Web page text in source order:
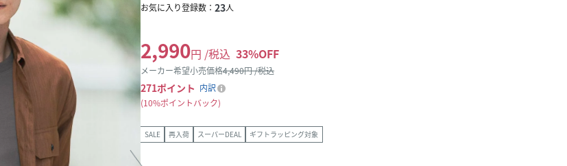
お気に入り登録数： 23人
2,990円 /税込 33%OFF
メーカー希望小売価格4,490円 /税込
271ポイント 内訳
10%ポイントバック
SALE 再入荷 スーパーDEAL ギフトラッピング対象